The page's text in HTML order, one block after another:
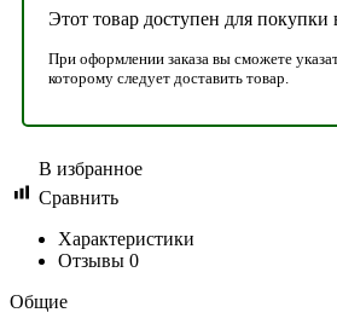
Этот товар доступен для покупки
При оформлении заказа вы сможете
которому следует доставить товар.
В избранное
Сравнить
Характеристики
Отзывы 0
Общие